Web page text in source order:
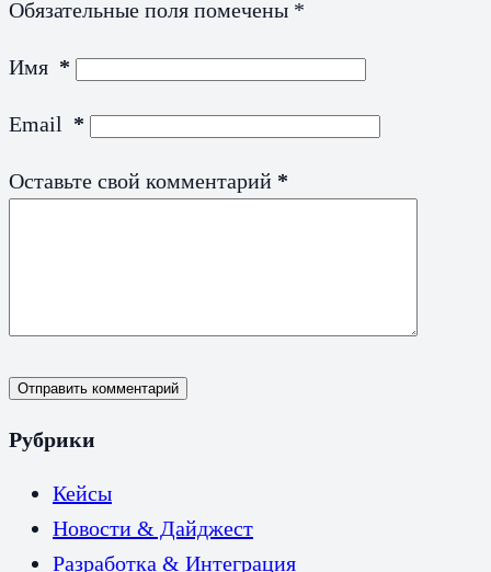
Обязательные поля помечены *
Имя *
Email *
Оставьте свой комментарий *
Отправить комментарий
Рубрики
Кейсы
Новости & Дайджест
Разработка & Интеграция